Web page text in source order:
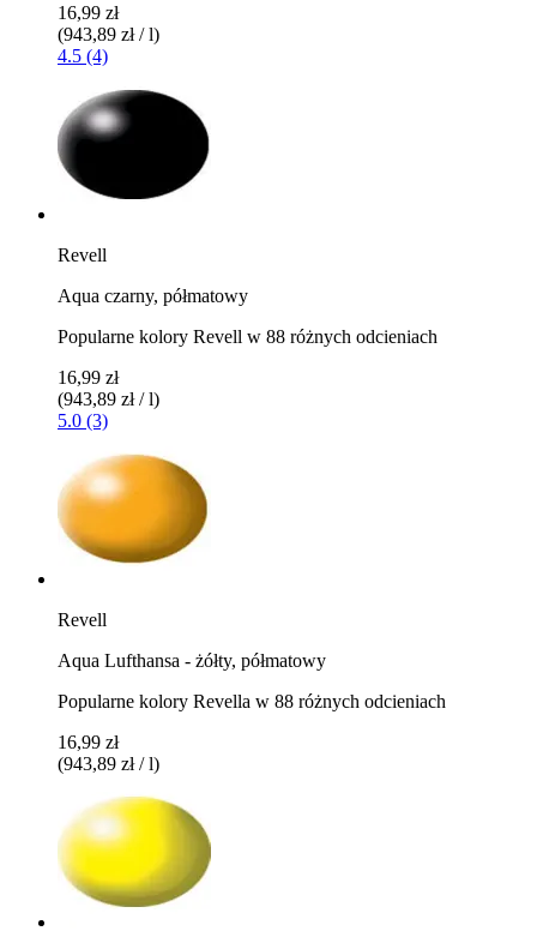
16,99 zł
(943,89 zł / l)
4.5 (4)
Revell
Aqua czarny, półmatowy
Popularne kolory Revell w 88 różnych odcieniach
16,99 zł
(943,89 zł / l)
5.0 (3)
Revell
Aqua Lufthansa - żółty, półmatowy
Popularne kolory Revella w 88 różnych odcieniach
16,99 zł
(943,89 zł / l)